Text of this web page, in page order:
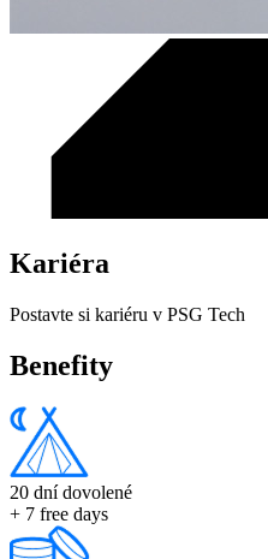
Kariéra
Postavte si kariéru v PSG Tech
Benefity
20 dní dovolené
+ 7 free days